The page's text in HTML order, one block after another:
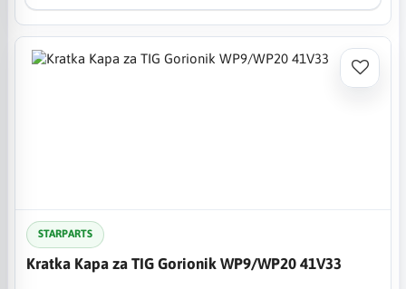
STARPARTS
Kratka Kapa za TIG Gorionik WP9/WP20 41V33